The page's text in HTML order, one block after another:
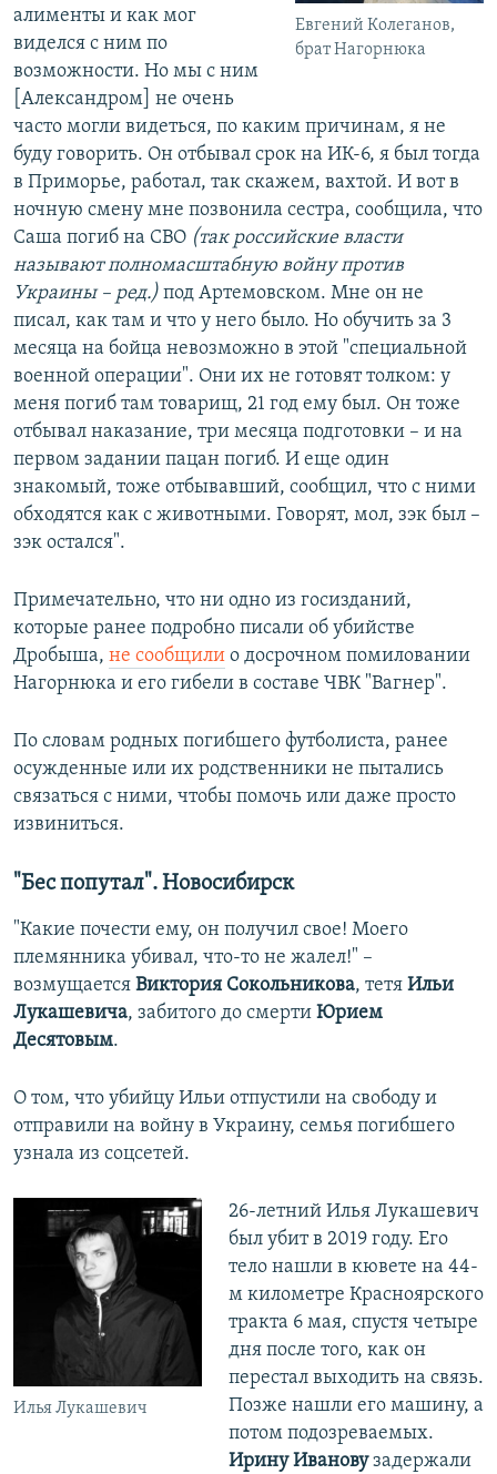
Евгений Колеганов,
брат Нагорнюка
алименты и как мог
виделся с ним по
возможности. Но мы с ним
[Александром] не очень
часто могли видеться, по каким причинам, я не
буду говорить. Он отбывал срок на ИК-6, я был тогда
в Приморье, работал, так скажем, вахтой. И вот в
ночную смену мне позвонила сестра, сообщила, что
Саша погиб на СВО (так российские власти
называют полномасштабную войну против
Украины – ред.) под Артемовском. Мне он не
писал, как там и что у него было. Но обучить за 3
месяца на бойца невозможно в этой "специальной
военной операции". Они их не готовят толком: у
меня погиб там товарищ, 21 год ему был. Он тоже
отбывал наказание, три месяца подготовки – и на
первом задании пацан погиб. И еще один
знакомый, тоже отбывавший, сообщил, что с ними
обходятся как с животными. Говорят, мол, зэк был –
зэк остался".
Примечательно, что ни одно из госизданий,
которые ранее подробно писали об убийстве
Дробыша, не сообщили о досрочном помиловании
Нагорнюка и его гибели в составе ЧВК "Вагнер".
По словам родных погибшего футболиста, ранее
осужденные или их родственники не пытались
связаться с ними, чтобы помочь или даже просто
извиниться.
"Бес попутал". Новосибирск
"Какие почести ему, он получил свое! Моего
племянника убивал, что-то не жалел!" –
возмущается Виктория Сокольникова, тетя Ильи
Лукашевича, забитого до смерти Юрием
Десятовым.
О том, что убийцу Ильи отпустили на свободу и
отправили на войну в Украину, семья погибшего
узнала из соцсетей.
Илья Лукашевич
26-летний Илья Лукашевич
был убит в 2019 году. Его
тело нашли в кювете на 44-
м километре Красноярского
тракта 6 мая, спустя четыре
дня после того, как он
перестал выходить на связь.
Позже нашли его машину, а
потом подозреваемых.
Ирину Ивановузадержали